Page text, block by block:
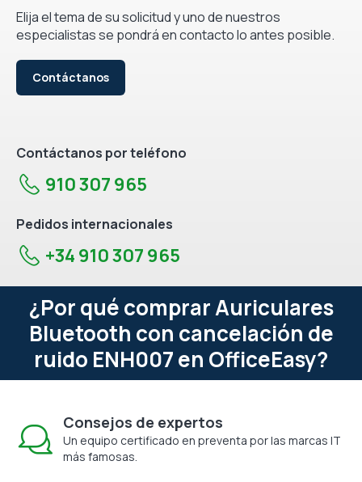
Elija el tema de su solicitud y uno de nuestros
especialistas se pondrá en contacto lo antes posible.
Contáctanos
Contáctanos por teléfono
910 307 965
Pedidos internacionales
+34 910 307 965
¿Por qué comprar Auriculares
Bluetooth con cancelación de
ruido ENH007 en OfficeEasy?
Consejos de expertos
Un equipo certificado en preventa por las marcas IT
más famosas.